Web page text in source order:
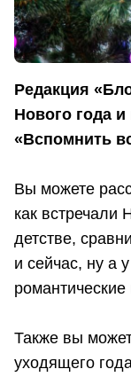
Редакция
Нового года и
«Вспомнить
Вы можете
как встречали
детстве,
и сейчас, ну а
Также вы
уходящего